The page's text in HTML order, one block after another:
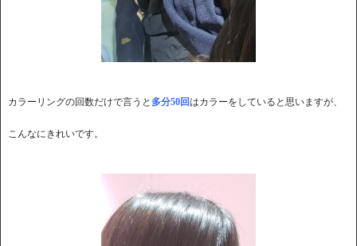
カラーリングの回数だけで言うと 多分50回はカラーをしていると思いますが、
こんなにきれいです。